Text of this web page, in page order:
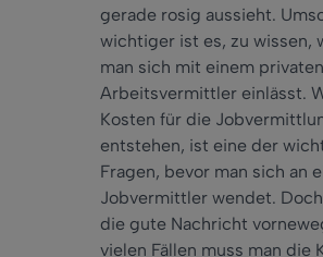
gerade rosig aussieht.
wichtiger ist es, zu wissen,
man sich mit einem privaten
Arbeitsvermittler einlässt.
Kosten für die
entstehen, ist eine der
Fragen, bevor man sich an
Jobvermittler wendet.
die gute Nachricht
vielen Fällen muss man die